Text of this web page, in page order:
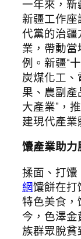
一年來，新
新疆工作座
代黨的治疆
業，帶動
例。新疆“
炭煤化工
果、農副產
大產業”，
建現代產業
馕產業助力
揉面、打
網馕餅在打
特色美食，
今，色澤金
族群眾脫貧